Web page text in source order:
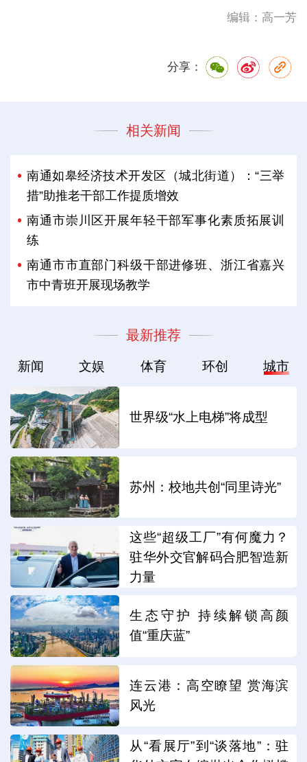
编辑：高一芳
分享：
相关新闻
南通如皋经济技术开发区（城北街道）：“三举
措”助推老干部工作提质增效
南通市崇川区开展年轻干部军事化素质拓展训
练
南通市市直部门科级干部进修班、浙江省嘉兴
市中青班开展现场教学
最新推荐
新闻 文娱 体育 环创 城市
世界级“水上电梯”将成型
苏州：校地共创“同里诗光”
这些“超级工厂”有何魔力？
驻华外交官解码合肥智造新
力量
生态守护 持续解锁高颜
值“重庆蓝”
连云港：高空瞭望 赏海滨
风光
从“看展厅”到“谈落地”：驻